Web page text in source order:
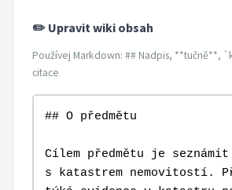
✏️ Upravit wiki obsah
Používej Markdown: ## Nadpis, **tučně**,
citace